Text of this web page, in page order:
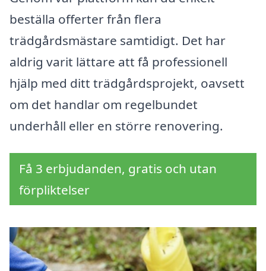
beställa offerter från flera
trädgårdsmästare samtidigt. Det har
aldrig varit lättare att få professionell
hjälp med ditt trädgårdsprojekt, oavsett
om det handlar om regelbundet
underhåll eller en större renovering.
Få 3 erbjudanden, gratis och utan
förpliktelser